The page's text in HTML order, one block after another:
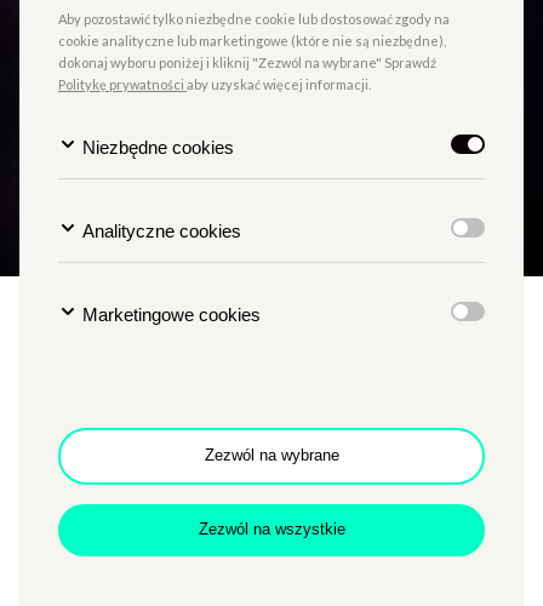
Jej piekło
KINO PAŁACOWE
i znakomitych „TYLKO BÓG WYBACZA” I „NEON
DEMON” po 10 latach powraca z nowym filmem.Jedna
Aby pozostawić tylko niezbędne cookie lub dostosować zgody na
cookie analityczne lub marketingowe (które nie są niezbędne),
dokonaj wyboru poniżej i kliknij "Zezwól na wybrane" Sprawdź
Politykę prywatności aby uzyskać więcej informacji.
Niezbędne cookies
Analityczne cookies
Marketingowe cookies
Zezwól na wybrane
Zezwól na wszystkie